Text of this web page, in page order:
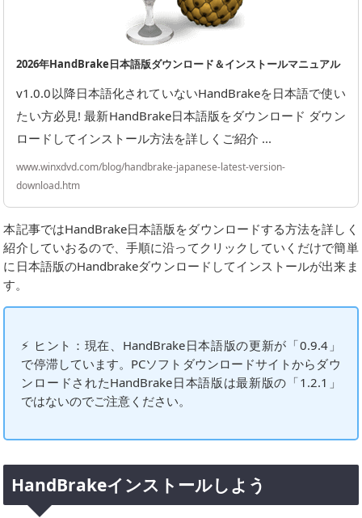
2026年HandBrake日本語版ダウンロード＆インストールマニュアル
v1.0.0以降日本語化されていないHandBrakeを日本語で使い
たい方必見! 最新HandBrake日本語版をダウンロード ダウン
ロードしてインストール方法を詳しくご紹介 ...
www.winxdvd.com/blog/handbrake-japanese-latest-version-
download.htm
本記事ではHandBrake日本語版をダウンロードする方法を詳しく
紹介していおるので、手順に沿ってクリックしていくだけで簡単
に日本語版のHandbrakeダウンロードしてインストールが出来ま
す。
⚡ ヒント：現在、HandBrake日本語版の更新が「0.9.4」
で停滞しています。PCソフトダウンロードサイトからダウ
ンロードされたHandBrake日本語版は最新版の「1.2.1」
ではないのでご注意ください。
HandBrakeインストールしよう